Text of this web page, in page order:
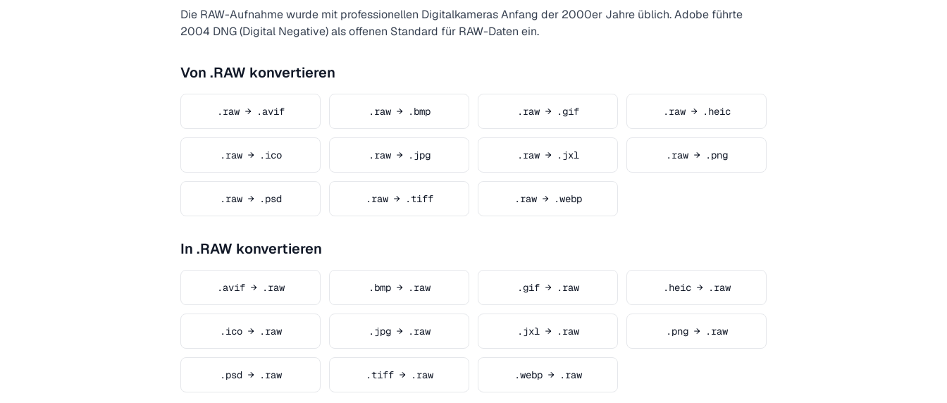
Die RAW-Aufnahme wurde mit professionellen Digitalkameras Anfang der 2000er Jahre üblich. Adobe führte
2004 DNG (Digital Negative) als offenen Standard für RAW-Daten ein.
Von .RAW konvertieren
.raw → .avif .raw → .bmp .raw → .gif .raw → .heic
.raw → .ico .raw → .jpg .raw → .jxl .raw → .png
.raw → .psd .raw → .tiff .raw → .webp
In .RAW konvertieren
.avif → .raw .bmp → .raw .gif → .raw .heic → .raw
.ico → .raw .jpg → .raw .jxl → .raw .png → .raw
.psd → .raw .tiff → .raw .webp → .raw